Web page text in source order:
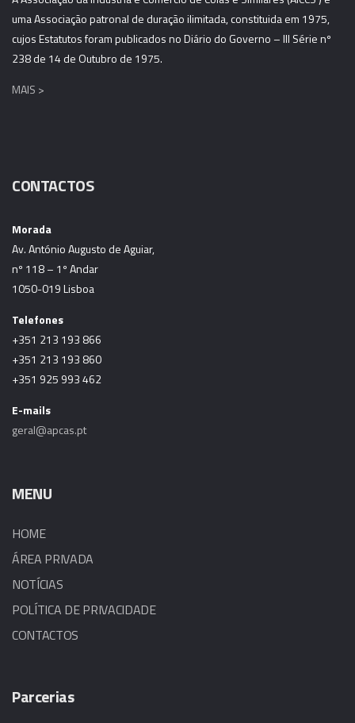
uma Associação patronal de duração ilimitada, constituida em 1975,
cujos Estatutos foram publicados no Diário do Governo – III Série nº
238 de 14 de Outubro de 1975.
MAIS >
CONTACTOS
Morada
Av. António Augusto de Aguiar,
nº 118 – 1º Andar
1050-019 Lisboa
Telefones
+351 213 193 866
+351 213 193 860
+351 925 993 462
E-mails
geral@apcas.pt
MENU
HOME
ÁREA PRIVADA
NOTÍCIAS
POLÍTICA DE PRIVACIDADE
CONTACTOS
Parcerias